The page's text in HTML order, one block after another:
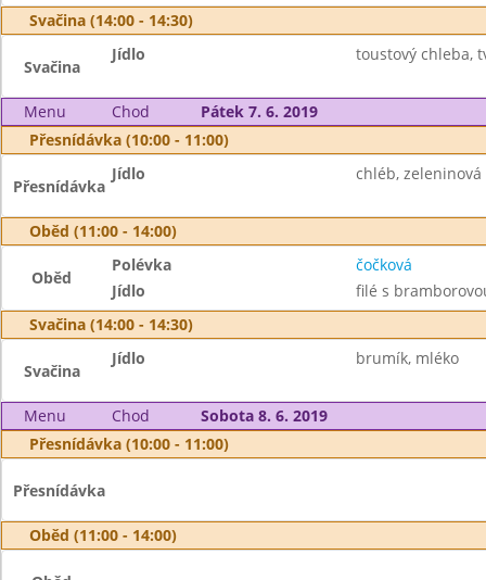
Svačina (14:00 - 14:30)
Svačina
Jídlo toustový chleba,
Menu Chod
Pátek 7. 6. 2019
Přesnídávka (10:00 - 11:00)
Přesnídávka
Jídlo chléb, zeleninová
Oběd (11:00 - 14:00)
Oběd
Polévka
čočková
Jídlo
filé s
Svačina (14:00 - 14:30)
Svačina
Jídlo brumík, mléko
Menu Chod
Sobota 8. 6. 2019
Přesnídávka (10:00 - 11:00)
Přesnídávka
Oběd (11:00 - 14:00)